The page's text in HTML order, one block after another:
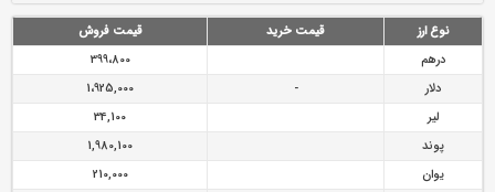
رازی
پیشگیری از سرقت های مجازی
نوع ارز قیمت خرید
قیمت فروش
درهم
399،800
دلار
-
1،925,000
لیر
34,100
پوند
1,980,100
یوان
210,000